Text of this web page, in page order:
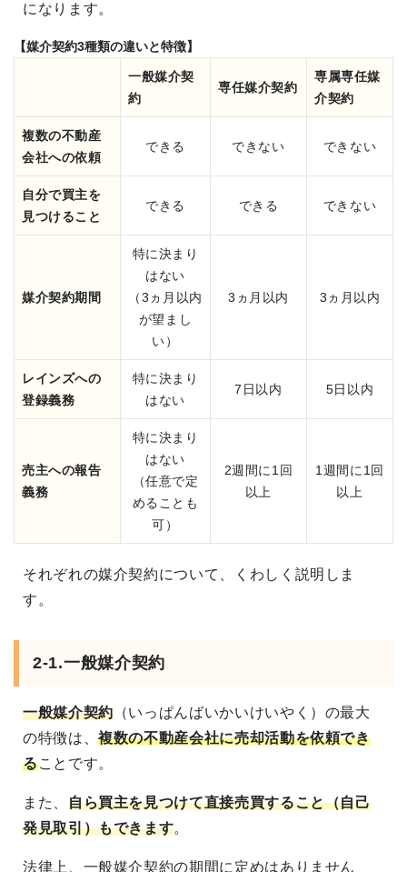
になります。
【媒介契約3種類の違いと特徴】
一般媒介契
約
専任媒介契約
専属専任媒
介契約
複数の不動産
会社への依頼
できる できない できない
自分で買主を
見つけること
できる できる できない
媒介契約期間
特に決まり
はない
（3ヵ月以内
が望まし
い）
3ヵ月以内 3ヵ月以内
レインズへの
登録義務
特に決まり
はない
7日以内 5日以内
売主への報告
義務
特に決まり
はない
（任意で定
めることも
可）
2週間に1回
以上
1週間に1回
以上
それぞれの媒介契約について、くわしく説明しま
す。
2-1.一般媒介契約
一般媒介契約（いっぱんばいかいけいやく）の最大
の特徴は、複数の不動産会社に売却活動を依頼でき
ることです。
また、 自ら買主を見つけて直接売買すること（自己
発見取引）もできます。
法律上、一般媒介契約の期間に定めはありません